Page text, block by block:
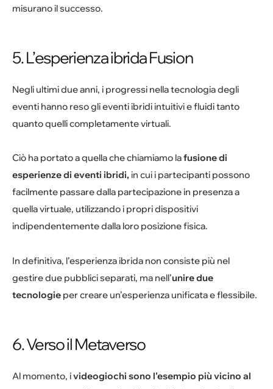
misurano il successo.
5. L’esperienza ibrida Fusion
Negli ultimi due anni, i progressi nella tecnologia degli
eventi hanno reso gli eventi ibridi intuitivi e fluidi tanto
quanto quelli completamente virtuali.
Ciò ha portato a quella che chiamiamo lafusione di
esperienze di eventi ibridi,in cui i partecipanti possono
facilmente passare dalla partecipazione in presenza a
quella virtuale, utilizzando i propri dispositivi
indipendentemente dalla loro posizione fisica.
In definitiva, l’esperienza ibrida non consiste più nel
gestire due pubblici separati, ma nell’unire due
tecnologie per creare un’esperienza unificata e flessibile.
6. Verso il Metaverso
Al momento, ivideogiochi sono l’esempio più vicino al